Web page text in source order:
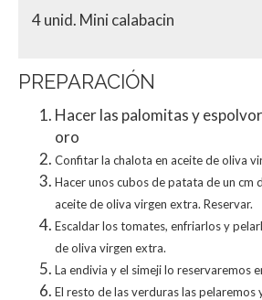
4 unid. Mini calabacin
PREPARACIÓN
Hacer las palomitas y
oro
Confitar la chalota en aceite de oliva
Hacer unos cubos de patata de un cm
aceite de oliva virgen extra. Reservar.
Escaldar los tomates, enfriarlos y
de oliva virgen extra.
La endivia y el simeji lo reservaremos
El resto de las verduras las pelaremos